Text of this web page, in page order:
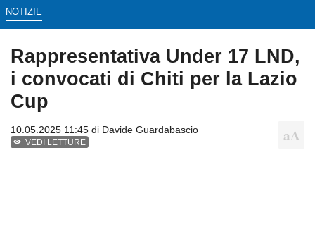
NOTIZIE
Rappresentativa Under 17 LND,
i convocati di Chiti per la Lazio
Cup
10.05.2025 11:45 di Davide Guardabascio
VEDI LETTURE